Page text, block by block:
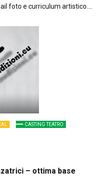
foto e curriculum artistico….
CASTING TEATRO
– ottima base